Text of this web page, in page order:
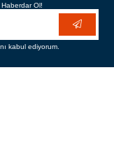
Ol!
kabul ediyorum.